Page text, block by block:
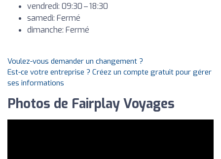
vendredi: 09:30 – 18:30
samedi: Fermé
dimanche: Fermé
Voulez-vous demander un changement ?
Est-ce votre entreprise ? Créez un compte gratuit pour gérer
ses informations
Photos de Fairplay Voyages